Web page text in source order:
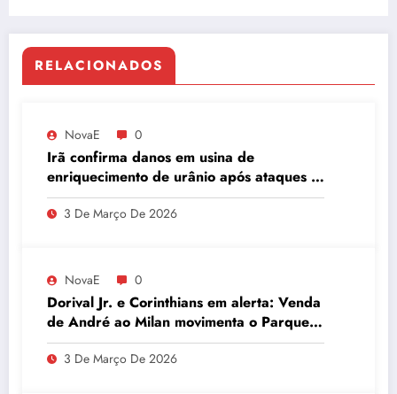
RELACIONADOS
NovaE 0
Irã confirma danos em usina de
enriquecimento de urânio após ataques e
embaixador evita detalhes sobre
quantidade de urânio enriquecido
3 De Março De 2026
NovaE 0
Dorival Jr. e Corinthians em alerta: Venda
de André ao Milan movimenta o Parque
São Jorge
3 De Março De 2026